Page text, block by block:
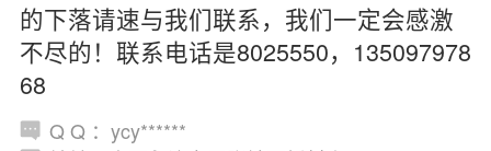
的下落请速与我们联系，我们一定会感激
不尽的！联系电话是8025550，135097978
68
Q Q ：ycy******